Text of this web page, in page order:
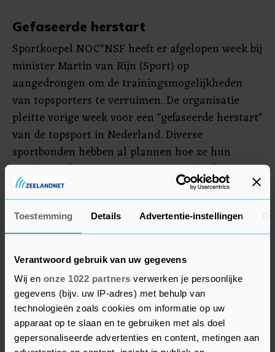
Toestemming Details Advertentie-instellingen
Verantwoord gebruik van uw gegevens
Wij en onze 1022 partners verwerken je persoonlijke
gegevens (bijv. uw IP-adres) met behulp van
technologieën zoals cookies om informatie op uw
apparaat op te slaan en te gebruiken met als doel
gepersonaliseerde advertenties en content, metingen aan
Gefaseerde herstart
Sportkoepel NOC*NSF heeft er afgelopen week bij
minister Martin van Rijn (Sport) op
aangedrongen om de trainingsmogelijkheden
van topsporters te verruimen. De organisatie
pleitte vorige week voor een "gefaseerde herstart"
van de topsport in Nederland. Diverse
sportbonden hebben al plannen hoe ze hun
trainingen kunnen vormgeven met inachtneming
van de voorzorgsmaatregelen, zoals 1,5 meter
afstand bewaren.
Vrijwel alle atleten zitten thuis en kunnen daar
slechts aangepast trainen. De Olympische Spelen
van Tokio zijn vanwege de pandemie met een
jaar uitgesteld, naar de zomer van volgend jaar.